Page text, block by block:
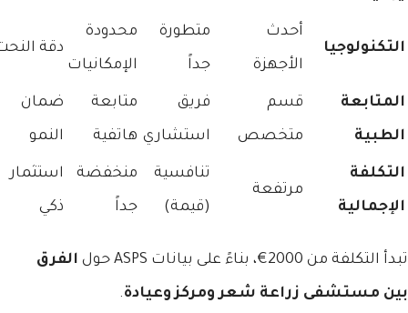
التكنولوجيا
أحدث
الأجهزة
متطورة
جداً
محدودة
الإمكانيات
دقة
المتابعة
الطبية
قسم
متخصص
فريق
استشاري
متابعة
هاتفية
ضمان
النمو
التكلفة
الإجمالية
مرتفعة
تنافسية
(قيمة)
منخفضة
جداً
استثمار
ذكي
تبدأ التكلفة من 2000€، بناءً على بيانات ASPS حول الفرق
بين مستشفى زراعة شعر ومركز وعيادة.